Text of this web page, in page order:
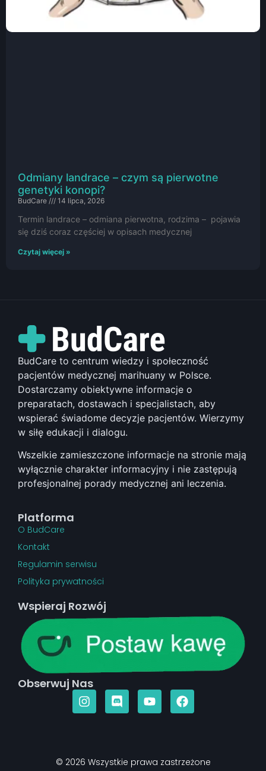
Odmiany landrace – czym są pierwotne
genetyki konopi?
BudCare 14 lipca, 2026
Termin landrace – odmiana pierwotna, rodzima – pojawia
się dziś coraz częściej w opisach medycznej
Czytaj więcej »
BudCare to centrum wiedzy i społeczność
pacjentów medycznej marihuany w Polsce.
Dostarczamy obiektywne informacje o
preparatach, dostawach i specjalistach, aby
wspierać świadome decyzje pacjentów. Wierzymy
w siłę edukacji i dialogu.
Wszelkie zamieszczone informacje na stronie mają
wyłącznie charakter informacyjny i nie zastępują
profesjonalnej porady medycznej ani leczenia.
Platforma
O BudCare
Kontakt
Regulamin serwisu
Polityka prywatności
Wspieraj Rozwój
Obserwuj Nas
© 2026 Wszystkie prawa zastrzeżone